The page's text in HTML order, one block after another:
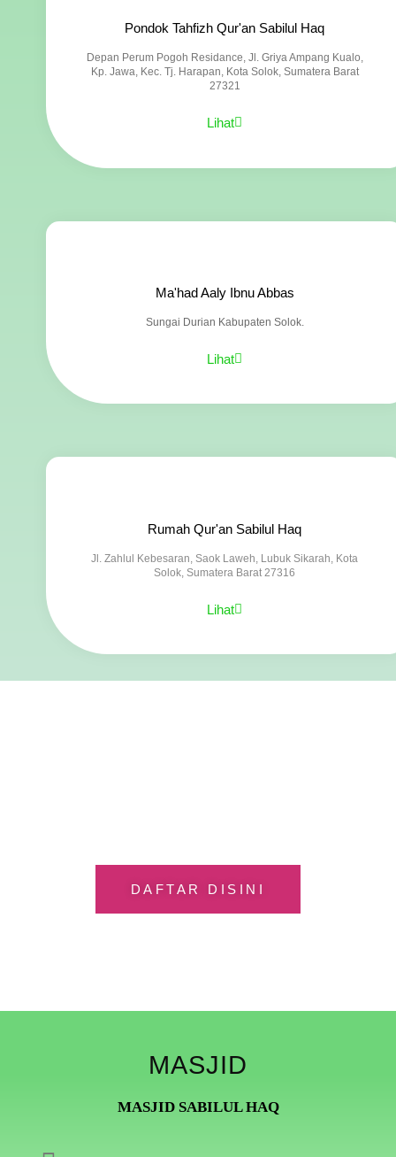
Pondok Tahfizh Qur'an Sabilul Haq
Depan Perum Pogoh Residance, Jl. Griya Ampang Kualo,
Kp. Jawa, Kec. Tj. Harapan, Kota Solok, Sumatera Barat
27321
Lihat
Ma'had Aaly Ibnu Abbas
Sungai Durian Kabupaten Solok.
Lihat
Rumah Qur'an Sabilul Haq
Jl. Zahlul Kebesaran, Saok Laweh, Lubuk Sikarah, Kota
Solok, Sumatera Barat 27316
Lihat
DAFTAR DISINI
MASJID
MASJID SABILUL HAQ